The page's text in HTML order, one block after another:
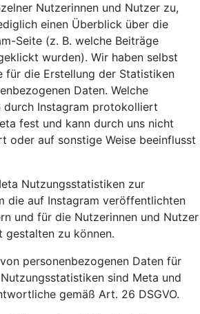
Nutzerinnen und Nutzer zu,
einen Überblick über die
Seite (z. B. welche Beiträge
wurden). Wir haben selbst
für die Erstellung der Statistiken
Daten. Welche
durch Instagram protokolliert
fest und kann durch uns nicht
oder auf sonstige Weise beeinflusst
Nutzungsstatistiken zur
die auf Instagram veröffentlichten
und für die Nutzerinnen und Nutzer
gestalten zu können.
personenbezogenen Daten für
sind Meta und
gemäß Art. 26 DSGVO.